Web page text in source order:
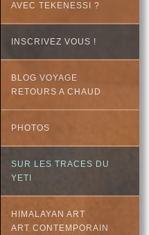
AVEC TEKENESSI ?
INSCRIVEZ VOUS !
BLOG VOYAGE
RETOURS A CHAUD
PHOTOS
SUR LES TRACES DU
YETI
HIMALAYAN ART
ART CONTEMPORAIN